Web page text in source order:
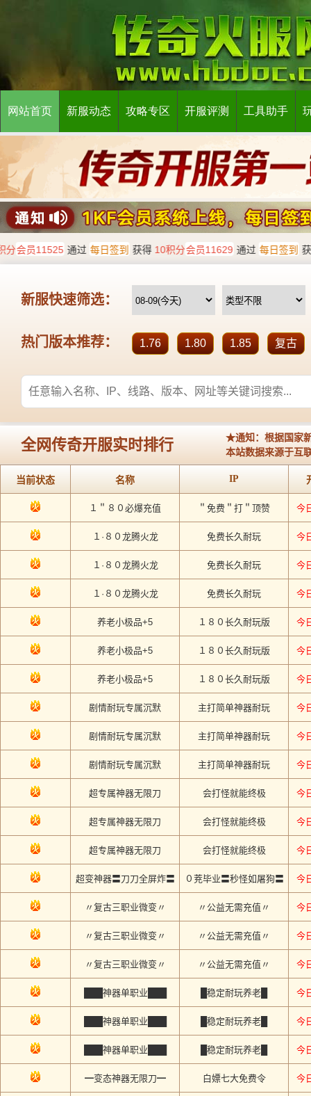
网站首页 新服动态 攻略专区 开服评测 工具助手